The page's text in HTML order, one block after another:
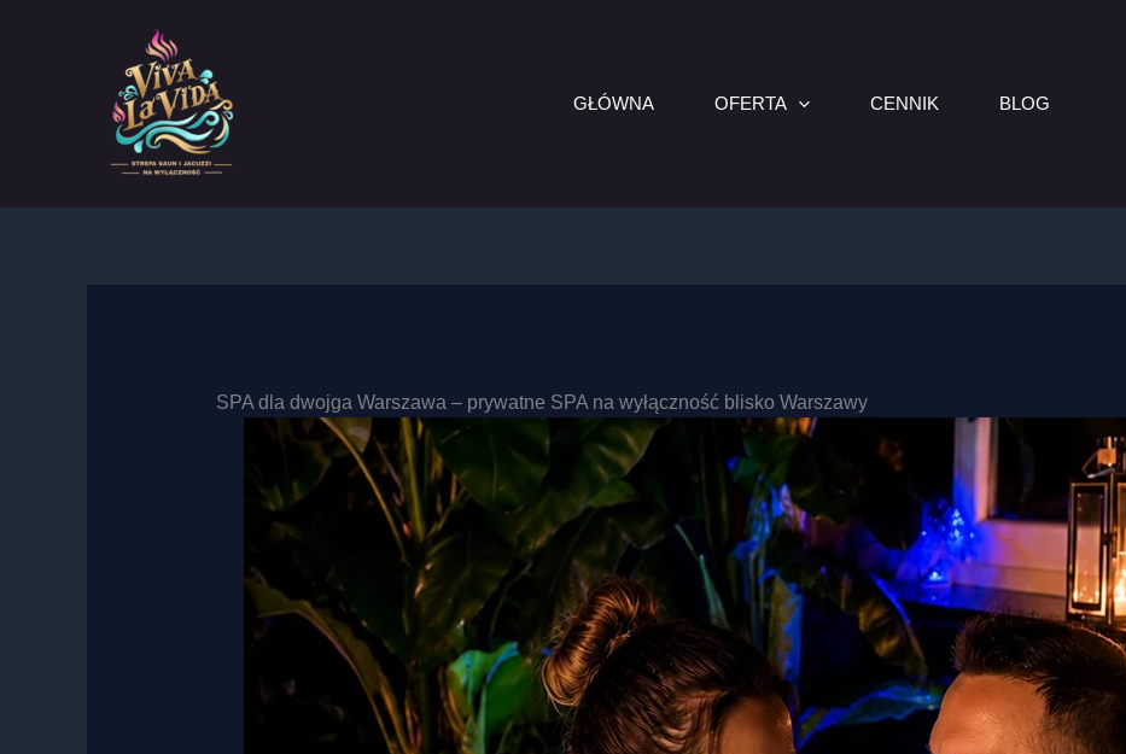
GŁÓWNA
OFERTA CENNIK BLOG
SPA dla dwojga Warszawa – prywatne SPA na wyłączność blisko Warszawy